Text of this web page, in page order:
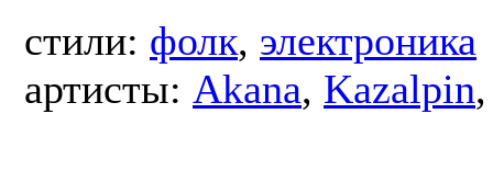
стили: фолк, электроника
артисты: Akana, Kazalpin